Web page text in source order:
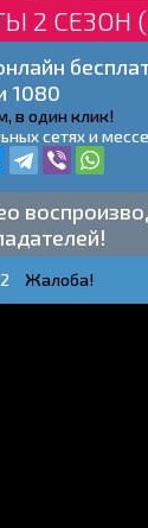
2 СЕЗОН
1080
в один клик!
сетях и
Жалоба!